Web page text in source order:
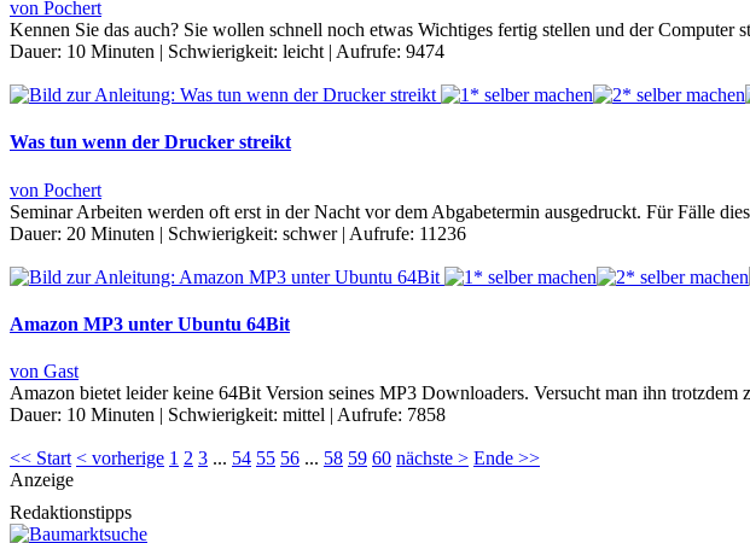
von Pochert
Kennen Sie das auch? Sie wollen schnell noch etwas Wichtiges fertig stellen und der Computer
Dauer: 10 Minuten | Schwierigkeit: leicht | Aufrufe: 9474
Was tun wenn der Drucker streikt
von Pochert
Seminar Arbeiten werden oft erst in der Nacht vor dem Abgabetermin ausgedruckt. Für Fälle
Dauer: 20 Minuten | Schwierigkeit: schwer | Aufrufe: 11236
Amazon MP3 unter Ubuntu 64Bit
von Gast
Amazon bietet leider keine 64Bit Version seines MP3 Downloaders. Versucht man ihn
Dauer: 10 Minuten | Schwierigkeit: mittel | Aufrufe: 7858
<< Start < vorherige 1 2 3 ... 54 55 56 ... 58 59 60 nächste > Ende >>
Anzeige
Redaktionstipps